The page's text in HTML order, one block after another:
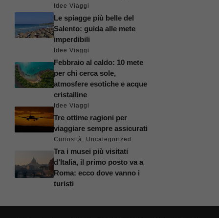
Idee Viaggi
Le spiagge più belle del
Salento: guida alle mete
imperdibili
Idee Viaggi
Febbraio al caldo: 10 mete
per chi cerca sole,
atmosfere esotiche e acque
cristalline
Idee Viaggi
Tre ottime ragioni per
viaggiare sempre assicurati
Curiosità, Uncategorized
Tra i musei più visitati
d’Italia, il primo posto va a
Roma: ecco dove vanno i
turisti